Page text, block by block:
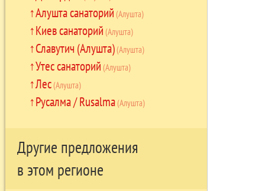
Алушта санаторий (Алушта)
Киев санаторий (Алушта)
Славутич (Алушта)(Алушта)
Утес санаторий (Алушта)
Лес(Алушта)
Русалма / Rusalma(Алушта)
Другие предложения
в этом регионе